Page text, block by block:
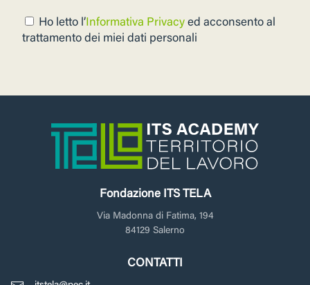
Ho letto l’Informativa Privacy ed acconsento al
trattamento dei miei dati personali
Fondazione ITS TELA
Via Madonna di Fatima, 194
84129 Salerno
CONTATTI